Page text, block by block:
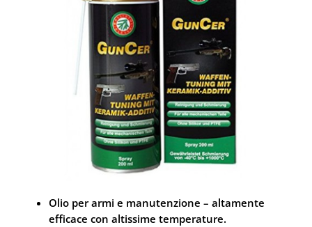
Olio per armi e manutenzione – altamente
efficace con altissime temperature.